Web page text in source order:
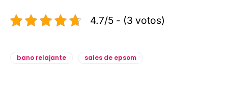
4.7/5 - (3 votos)
bano relajante sales de epsom